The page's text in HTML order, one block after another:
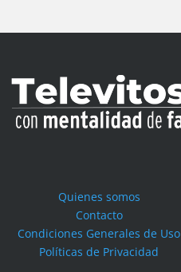
Quienes somos
Contacto
Condiciones Generales de Uso
Políticas de Privacidad